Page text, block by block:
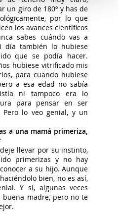
un giro de 180º y has de
por lo que
los avances científicos
sabes cuándo vas a
día también lo hubiese
que se podía hacer.
hubiese vitrificado mis
para cuando hubiese
a esa edad no sabía
ni tampoco era lo
para pensar en ser
lo veo genial, y un
a una mamá primeriza,
llevar por su instinto,
primerizas y no hay
a su hijo. Aunque
bien, no es así,
Y sí, algunas veces
buena madre, pero no te